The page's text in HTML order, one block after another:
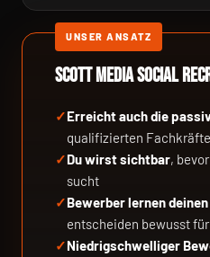
UNSER ANSATZ
SCOTT MEDIA SOCIAL
Erreicht auch die
qualifizierten Fachkräfte
Du wirst sichtbar,
sucht
Bewerber lernen
entscheiden bewusst
Niedrigschwelliger